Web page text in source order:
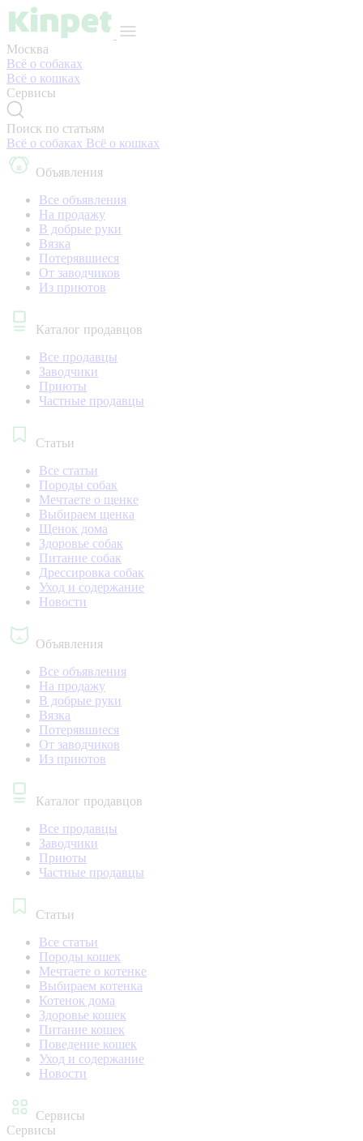
Москва
Всё о собаках
Всё о кошках
Сервисы
Поиск по статьям
Всё о собаках Всё о кошках
Объявления
Все объявления
На продажу
В добрые руки
Вязка
Потерявшиеся
От заводчиков
Из приютов
Каталог продавцов
Все продавцы
Заводчики
Приюты
Частные продавцы
Статьи
Все статьи
Породы собак
Мечтаете о щенке
Выбираем щенка
Щенок дома
Здоровье собак
Питание собак
Дрессировка собак
Уход и содержание
Новости
Объявления
Все объявления
На продажу
В добрые руки
Вязка
Потерявшиеся
От заводчиков
Из приютов
Каталог продавцов
Все продавцы
Заводчики
Приюты
Частные продавцы
Статьи
Все статьи
Породы кошек
Мечтаете о котенке
Выбираем котенка
Котенок дома
Здоровье кошек
Питание кошек
Поведение кошек
Уход и содержание
Новости
Сервисы
Сервисы